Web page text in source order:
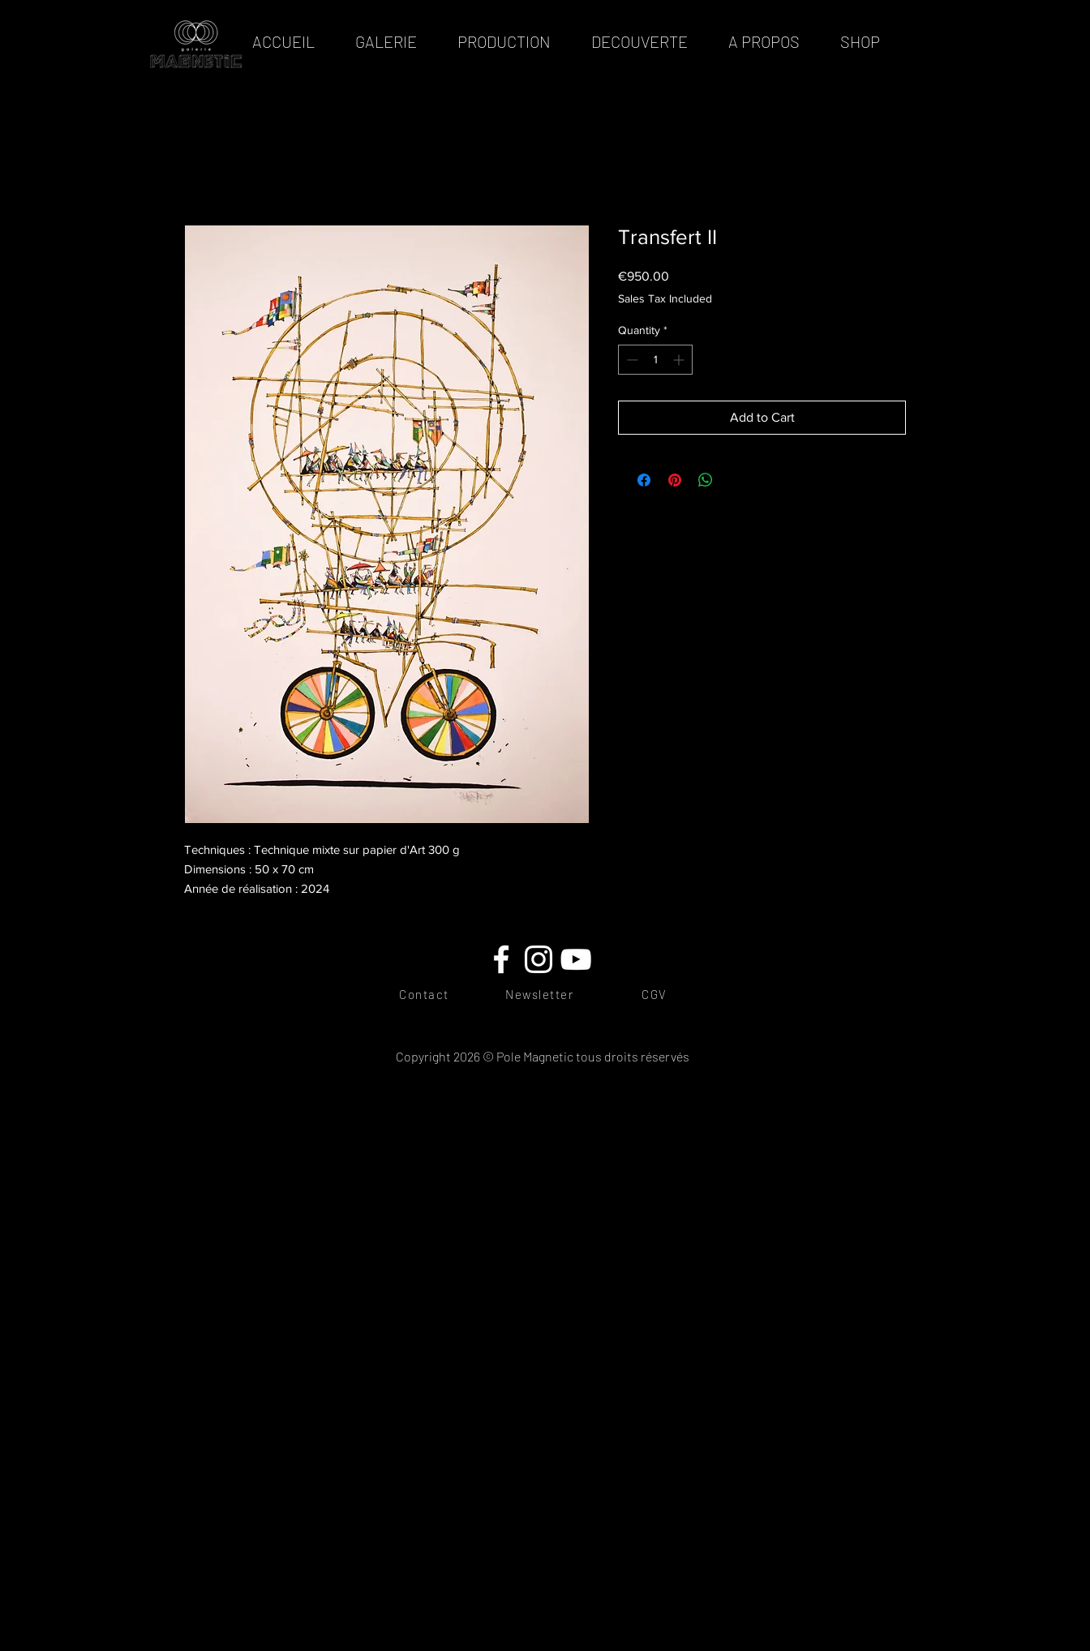
ACCUEIL GALERIE PRODUCTION DECOUVERTE A PROPOS SHOP
Techniques : Technique mixte sur papier d'Art 300 g
Dimensions : 50 x 70 cm
Année de réalisation : 2024
Transfert II
€950.00
Sales Tax Included
Quantity *
Add to Cart
Contact Newsletter CGV
Copyright 2026 © Pole Magnetic tous droits réservés